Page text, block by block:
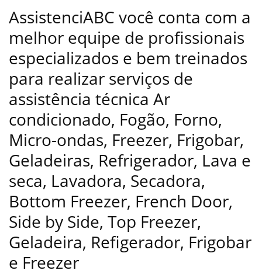
AssistenciABC você conta com a
melhor equipe de profissionais
especializados e bem treinados
para realizar serviços de
assistência técnica Ar
condicionado, Fogão, Forno,
Micro-ondas, Freezer, Frigobar,
Geladeiras, Refrigerador, Lava e
seca, Lavadora, Secadora,
Bottom Freezer, French Door,
Side by Side, Top Freezer,
Geladeira, Refigerador, Frigobar
e Freezer